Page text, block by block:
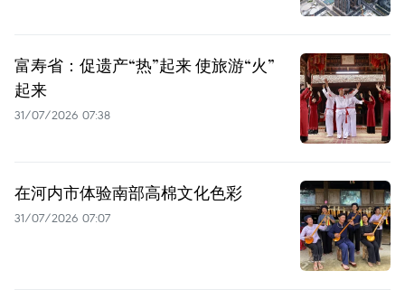
富寿省：促遗产“热”起来 使旅游“火”
起来
31/07/2026 07:38
在河内市体验南部高棉文化色彩
31/07/2026 07:07